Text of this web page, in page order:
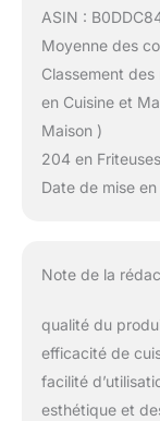
ASIN :
Moyenne des
Classement des
en Cuisine et
Maison )
204 en
Date de mise
Note de la
qualité du
efficacité de
facilité
esthétique et